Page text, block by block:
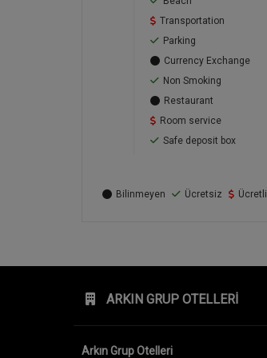
Transportation
Parking
Currency Exchange
Non Smoking
Restaurant
Room service
Safe deposit box
Bilinmeyen Ücretsiz Ücretli
ARKIN GRUP OTELLERI
Arkın Grup Otelleri